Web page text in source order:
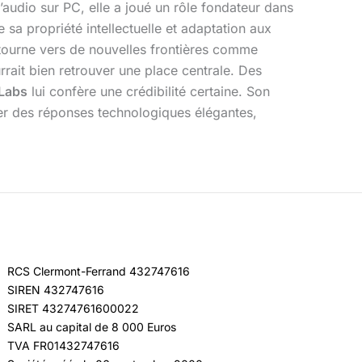
sur PC, elle a joué un rôle fondateur dans
sa propriété intellectuelle et adaptation aux
vers de nouvelles frontières comme
bien retrouver une place centrale. Des
lui confère une crédibilité certaine. Son
des réponses technologiques élégantes,
RCS Clermont-Ferrand 432747616
SIREN 432747616
SIRET 43274761600022
SARL au capital de 8 000 Euros
TVA FR01432747616